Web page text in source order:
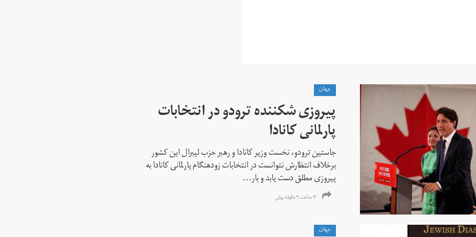
جهان
پیروزی شکننده ترودو در انتخابات
پارلمانی کانادا
جاستین ترودو، نخست وزیر کانادا و رهبر حزب لیبرال این کشور
برخلاف انتظارش نتوانست در انتخابات زود‌هنگام پارلمانی کانادا به
پیروزی مطلق دست یابد و بار...
۴ ساعت ۹ دقیقه پیش
جهان